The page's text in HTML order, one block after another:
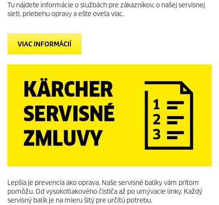
Tu nájdete informácie o službách pre zákazníkov, o našej servisnej
sieti, priebehu opravy a ešte oveľa viac.
VIAC INFORMÁCIÍ
Lepšia je prevencia ako oprava. Naše servisné balíky vám pritom
pomôžu. Od vysokotlakového čističa až po umývacie linky. Každý
servisný balík je na mieru šitý pre určitú potrebu.